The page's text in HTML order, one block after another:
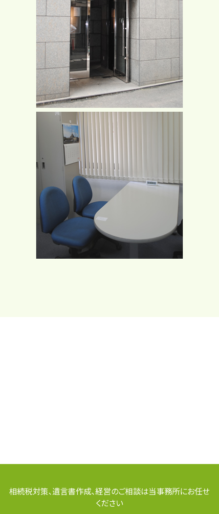
相続税対策、遺言書作成、経営のご相談は当事務所にお任せ
ください